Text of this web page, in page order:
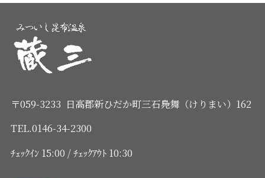
〒059-3233 日高郡新ひだか町三石鳧舞（けりまい）162
TEL.0146-34-2300
ﾁｪｯｸｲﾝ 15:00 / ﾁｪｯｸｱｳﾄ 10:30